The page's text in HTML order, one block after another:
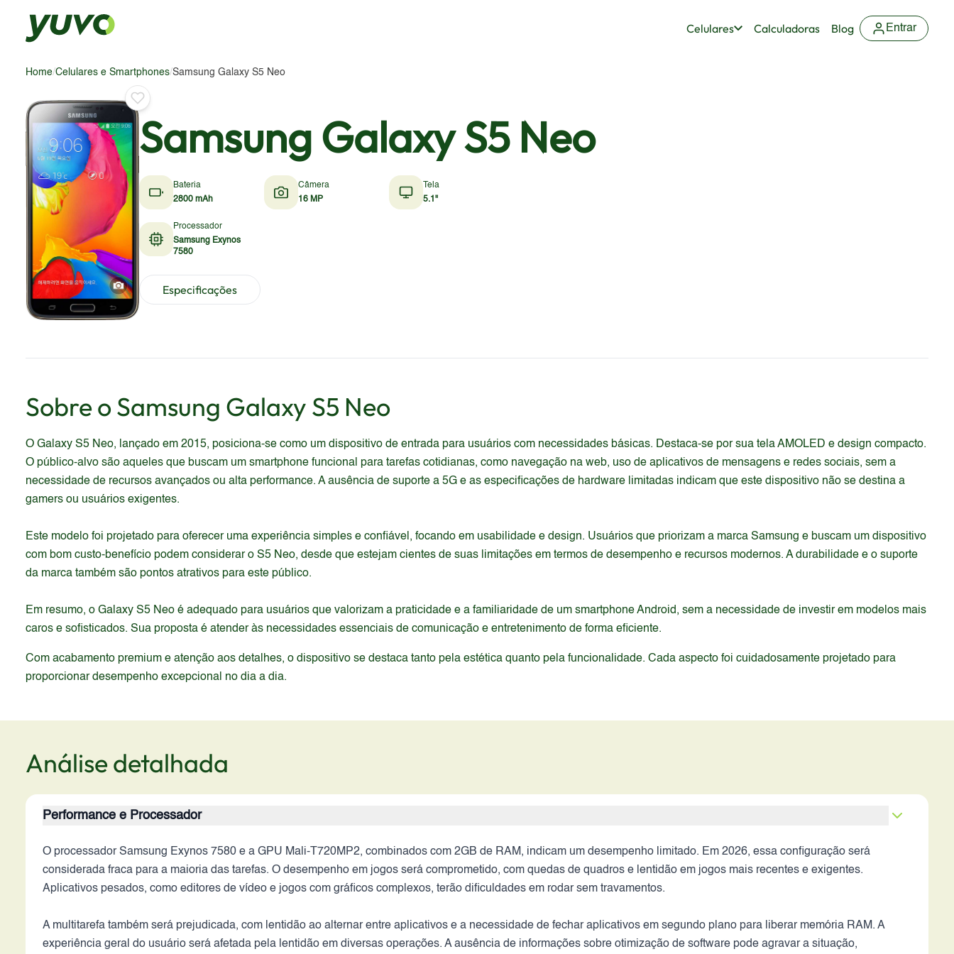
Celulares Calculadoras Blog Entrar
Home/Celulares e Smartphones/Samsung Galaxy S5 Neo
Samsung Galaxy S5 Neo
Bateria
2800 mAh
Câmera
16 MP
Tela
5.1"
Processador
Samsung Exynos
7580
Especificações
Sobre o Samsung Galaxy S5 Neo
O Galaxy S5 Neo, lançado em 2015, posiciona-se como um dispositivo de entrada para usuários com necessidades básicas. Destaca-se por sua tela AMOLED e design compacto.
O público-alvo são aqueles que buscam um smartphone funcional para tarefas cotidianas, como navegação na web, uso de aplicativos de mensagens e redes sociais, sem a
necessidade de recursos avançados ou alta performance. A ausência de suporte a 5G e as especificações de hardware limitadas indicam que este dispositivo não se destina a
gamers ou usuários exigentes.
Este modelo foi projetado para oferecer uma experiência simples e confiável, focando em usabilidade e design. Usuários que priorizam a marca Samsung e buscam um dispositivo
com bom custo-benefício podem considerar o S5 Neo, desde que estejam cientes de suas limitações em termos de desempenho e recursos modernos. A durabilidade e o suporte
da marca também são pontos atrativos para este público.
Em resumo, o Galaxy S5 Neo é adequado para usuários que valorizam a praticidade e a familiaridade de um smartphone Android, sem a necessidade de investir em modelos mais
caros e sofisticados. Sua proposta é atender às necessidades essenciais de comunicação e entretenimento de forma eficiente.
Com acabamento premium e atenção aos detalhes, o dispositivo se destaca tanto pela estética quanto pela funcionalidade. Cada aspecto foi cuidadosamente projetado para
proporcionar desempenho excepcional no dia a dia.
Análise detalhada
Performance e Processador
O processador Samsung Exynos 7580 e a GPU Mali-T720MP2, combinados com 2GB de RAM, indicam um desempenho limitado. Em 2026, essa configuração será
considerada fraca para a maioria das tarefas. O desempenho em jogos será comprometido, com quedas de quadros e lentidão em jogos mais recentes e exigentes.
Aplicativos pesados, como editores de vídeo e jogos com gráficos complexos, terão dificuldades em rodar sem travamentos.
A multitarefa também será prejudicada, com lentidão ao alternar entre aplicativos e a necessidade de fechar aplicativos em segundo plano para liberar memória RAM. A
experiência geral do usuário será afetada pela lentidão em diversas operações. A ausência de informações sobre otimização de software pode agravar a situação,